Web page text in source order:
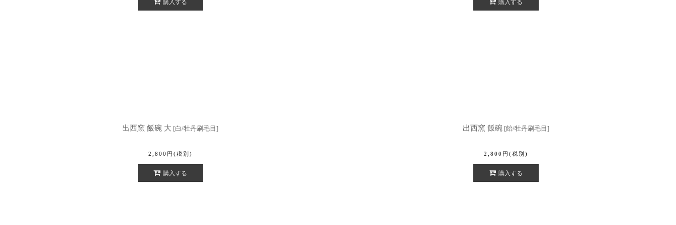
購入する 購入する
出西窯 飯碗 大 [白/牡丹刷毛目 ]
2,800 円 (税別)
購入する
出西窯 飯碗 [飴/牡丹刷毛目 ]
2,800 円 (税別)
購入する